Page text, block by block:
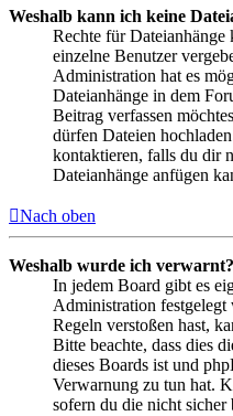
Weshalb kann ich keine
Rechte für
einzelne Benutzer
Administration hat es
Dateianhänge in dem
Beitrag verfassen
dürfen Dateien
kontaktieren, falls du dir
Dateianhänge anfügen
Nach oben
Weshalb wurde ich verwarnt?
In jedem Board gibt es
Administration festgelegt
Regeln verstoßen hast,
Bitte beachte, dass dies
dieses Boards ist und
Verwarnung zu tun hat.
sofern du die nicht